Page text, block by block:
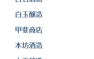
白玉醸造
甲斐商店
本坊酒造